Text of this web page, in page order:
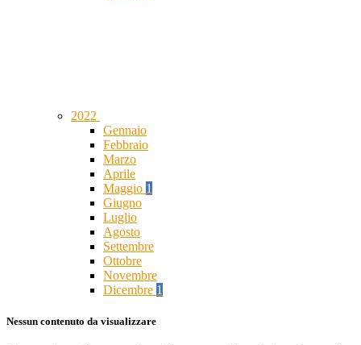
2022
Gennaio
Febbraio
Marzo
Aprile
Maggio 1
Giugno
Luglio
Agosto
Settembre
Ottobre
Novembre
Dicembre 1
Nessun contenuto da visualizzare